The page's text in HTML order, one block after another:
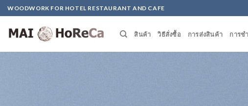
Skip
to
content
WOODWORK FOR HOTEL RESTAURANT AND CAFE
สินค้า วิธีสั่งซื้อ การส่งสินค้า การช